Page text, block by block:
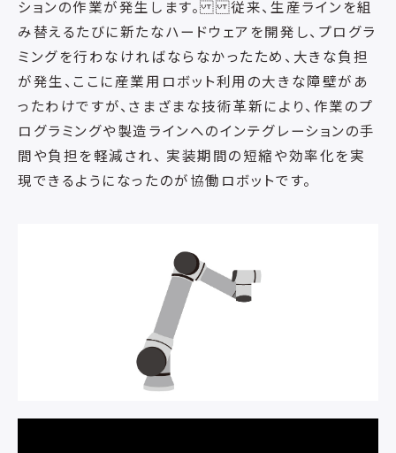
ションの作業が発生します。 従来、生産ラインを組
み替えるたびに新たなハードウェアを開発し、プログラ
ミングを行わなければならなかったため、大きな負担
が発生、ここに産業用ロボット利用の大きな障壁があ
ったわけですが、さまざまな技術革新により、作業のプ
ログラミングや製造ラインへのインテグレーションの手
間や負担を軽減され、 実装期間の短縮や効率化を実
現できるようになったのが協働ロボットです。